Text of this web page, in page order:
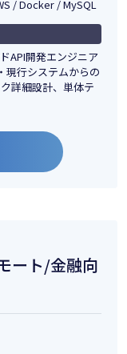
/ Docker / MySQL
API開発エンジニア
現行システムからの
詳細設計、単体テ
ート/金融向